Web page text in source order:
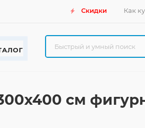
Скидки Как
см